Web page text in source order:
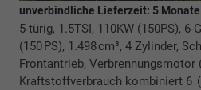
unverbindliche Lieferzeit: 5 Monate
5-türig, 1.5TSI, 110KW (150PS), 6-
(150 PS), 1.498 cm³, 4 Zylinder,
Frontantrieb, Verbrennungsmotor
Kraftstoffverbrauch kombiniert 6